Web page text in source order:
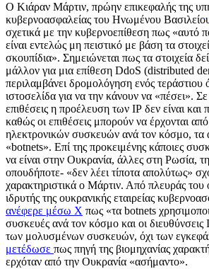
Ο Κιάραν Μάρτιν, πρώην επικεφαλής της
κυβερνοασφαλείας του Ηνωμένου
σχετικά με την κυβερνοεπίθεση πως «αυτό
είναι εντελώς μη πειστικό με βάση τα
σκουπίδια». Σημειώνεται πως τα στοιχεία
μάλλον για μια επίθεση DdoS (distributed
περιλαμβάνει δρομολόγηση ενός τεράστιου
ιστοσελίδα για να την κάνουν να «πέσει». Σε
επιθέσεις η προέλευση των ΙΡ δεν είναι και
καθώς οι επιθέσεις μπορούν να έρχονται
ηλεκτρονικών συσκευών ανά τον κόσμο, τα
«botnets». Επί της προκειμένης κάποιες
να είναι στην Ουκρανία, άλλες στη Ρωσία,
οπουδήποτε- «δεν λέει τίποτα απολύτως»
χαρακτηριστικά ο Μάρτιν. Από πλευράς του
ιδρυτής της ουκρανικής εταιρείας
ανέφερε μέσω Χ πως «τα botnets
συσκευές ανά τον κόσμο και οι διευθύνσεις
των μολυσμένων συσκευών, όχι των
μετέδωσε πως πηγή της βιομηχανίας
ερχόταν από την Ουκρανία «ασήμαντο».